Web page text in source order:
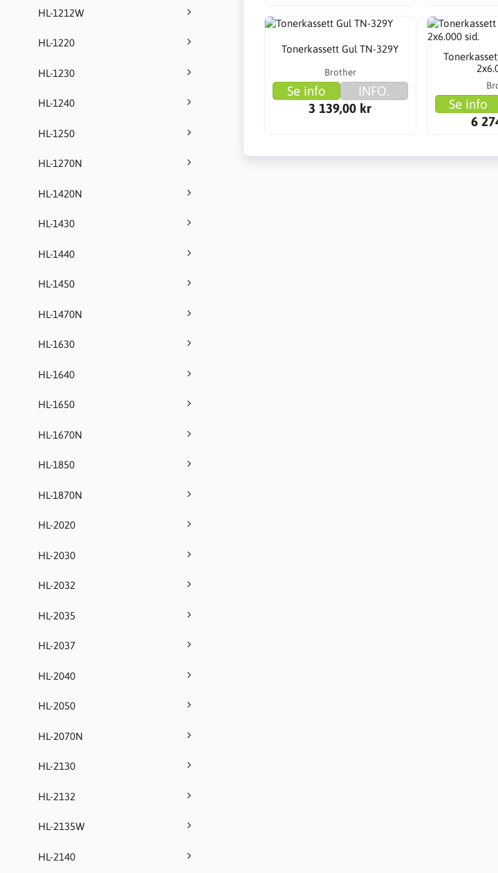
HL-1212W
HL-1220
HL-1230
HL-1240
HL-1250
HL-1270N
HL-1420N
HL-1430
HL-1440
HL-1450
HL-1470N
HL-1630
HL-1640
HL-1650
HL-1670N
HL-1850
HL-1870N
HL-2020
HL-2030
HL-2032
HL-2035
HL-2037
HL-2040
HL-2050
HL-2070N
HL-2130
HL-2132
HL-2135W
HL-2140
Tonerkassett Gul TN-329Y
Brother
Se info
INFO.
3 139,00 kr
Se info
6